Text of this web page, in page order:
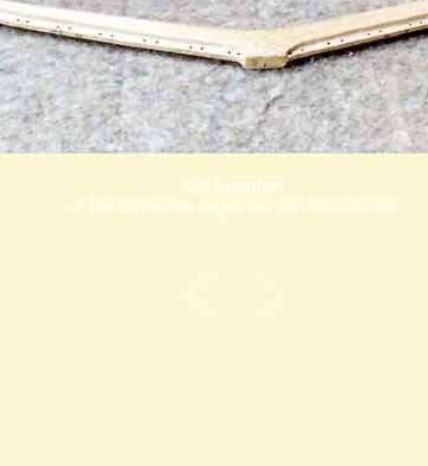
Die Spanten
© Die Bildrechte liegen bei den Bildautoren